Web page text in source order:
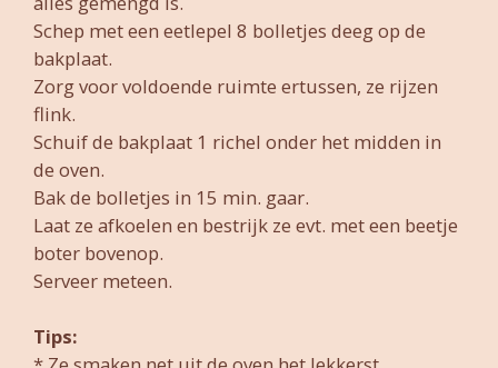
Schep met een eetlepel 8 bolletjes deeg op de
bakplaat.
Zorg voor voldoende ruimte ertussen, ze rijzen
flink.
Schuif de bakplaat 1 richel onder het midden in
de oven.
Bak de bolletjes in 15 min. gaar.
Laat ze afkoelen en bestrijk ze evt. met een beetje
boter bovenop.
Serveer meteen.
Tips: